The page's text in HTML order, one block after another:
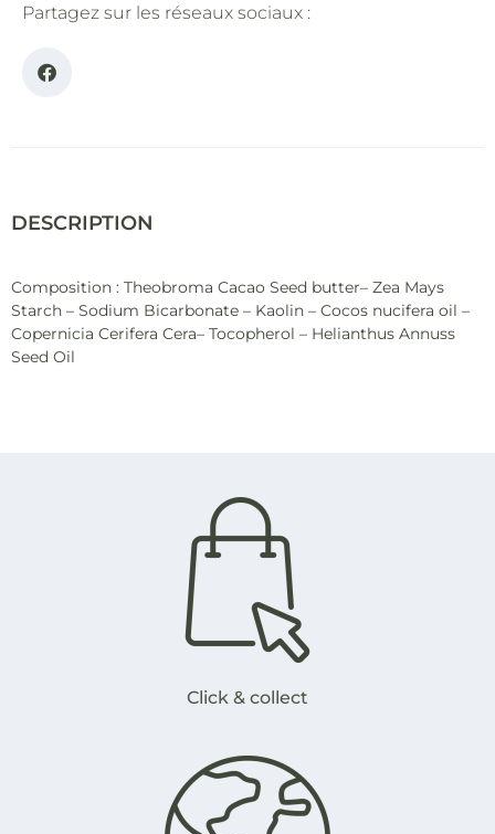
Partagez sur les réseaux sociaux :
DESCRIPTION
Composition : Theobroma Cacao Seed butter– Zea Mays
Starch – Sodium Bicarbonate – Kaolin – Cocos nucifera oil –
Copernicia Cerifera Cera– Tocopherol – Helianthus Annuss
Seed Oil
Click & collect